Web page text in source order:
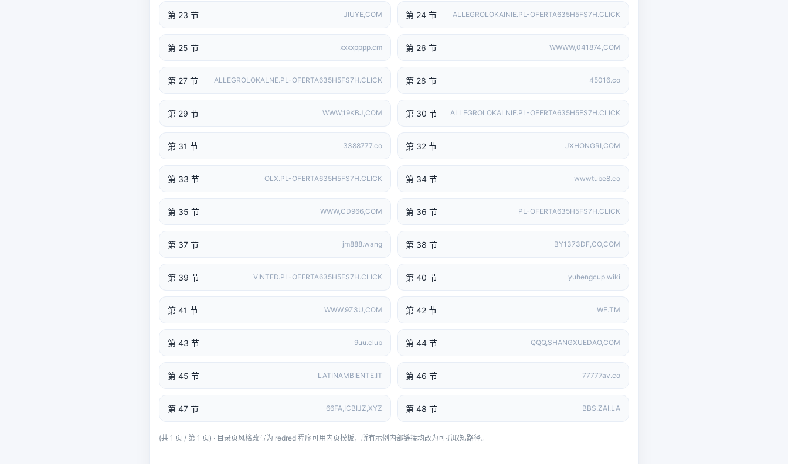
第 23 节 JIUYE,COM 第 24 节 ALLEGROLOKAINIE.PL-OFERTA635H5FS7H.CLICK
第 25 节 xxxxpppp.cm 第 26 节 WWWW,041874,COM
第 27 节 ALLEGROLOKALNE.PL-OFERTA635H5FS7H.CLICK 第 28 节 45016.co
第 29 节 WWW,19KBJ,COM 第 30 节 ALLEGROLOKALNIE.PL-OFERTA635H5FS7H.CLICK
第 31 节 3388777.co 第 32 节 JXHONGRI,COM
第 33 节 OLX.PL-OFERTA635H5FS7H.CLICK 第 34 节 wwwtube8.co
第 35 节 WWW,CD966,COM 第 36 节 PL-OFERTA635H5FS7H.CLICK
第 37 节 jm888.wang 第 38 节 BY1373DF,CO,COM
第 39 节 VINTED.PL-OFERTA635H5FS7H.CLICK 第 40 节 yuhengcup.wiki
第 41 节 WWW,9Z3U,COM 第 42 节 WE.TM
第 43 节 9uu.club 第 44 节 QQQ,SHANGXUEDAO,COM
第 45 节 LATINAMBIENTE.IT 第 46 节 77777av.co
第 47 节 66FA,ICBIJZ,XYZ 第 48 节 BBS.ZAI.LA
(共 1 页 / 第 1 页) · 目录页风格改写为 redred 程序可用内页模板，所有示例内部链接均改为可抓取短路径。